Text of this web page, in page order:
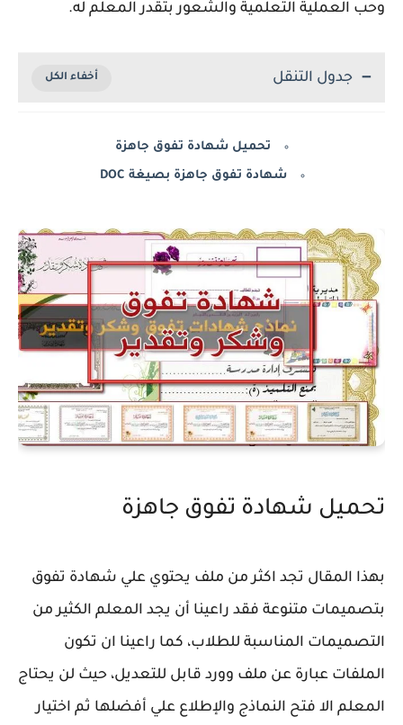
وحب العملية التعلمية والشعور بتقدر المعلم له.
جدول التنقل
تحميل شهادة تفوق جاهزة
شهادة تفوق جاهزة بصيغة DOC
تحميل شهادة تفوق جاهزة
بهذا المقال تجد اكثر من ملف يحتوي علي شهادة تفوق
بتصميمات متنوعة فقد راعينا أن يجد المعلم الكثير من
التصميمات المناسبة للطلاب، كما راعينا ان تكون
الملفات عبارة عن ملف وورد قابل للتعديل، حيث لن يحتاج
المعلم الا فتح النماذج والإطلاع علي أفضلها ثم اختيار